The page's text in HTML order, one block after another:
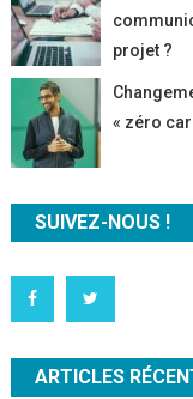
projet ?
« zéro
SUIVEZ-NOUS !
ARTICLES